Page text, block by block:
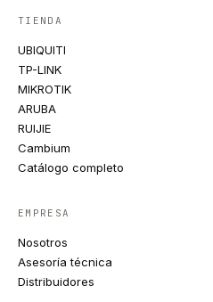
TIENDA
UBIQUITI
TP-LINK
MIKROTIK
ARUBA
RUIJIE
Cambium
Catálogo completo
EMPRESA
Nosotros
Asesoría técnica
Distribuidores